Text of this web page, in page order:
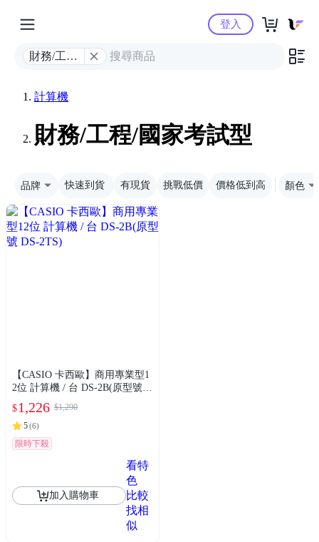
Yahoo購物中心
財務/工程/
型
登入
計算機
財務/工程/國家考試型
品牌 快速到貨 有現貨 挑戰低價 價格低到高 顏色
【CASIO 卡西歐】商用專業型1
2位 計算機 / 台 DS-2B(原型號 D
$1,226 $1,290
5(6)
限時下殺
加入購物車
看特
色
比較
找相
似